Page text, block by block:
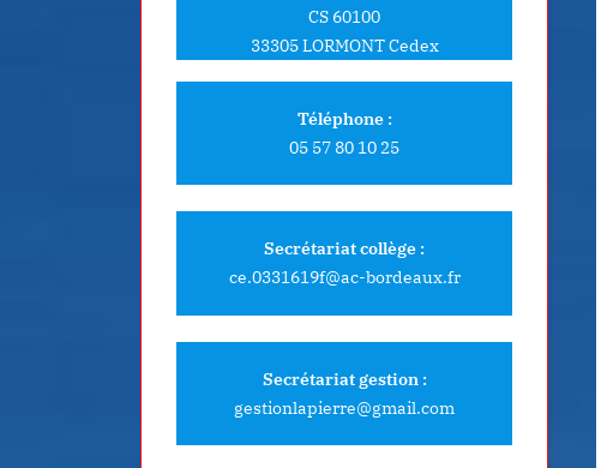
CS 60100
33305 LORMONT Cedex
Téléphone :
05 57 80 10 25
Secrétariat collège :
ce.0331619f@ac-bordeaux.fr
Secrétariat gestion :
gestionlapierre@gmail.com